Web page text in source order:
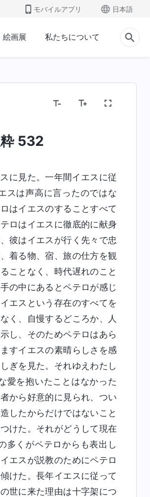
モバイルアプリ 日本語
絵画展 私たちについて
532
に見た。一年間イエスに従
スは声高に言ったのではな
はイエスのすることすべて
ロはイエスに徹底的に献身
彼はイエスが行く先々で忠
着る物、宿、旅の仕方を観
ことなく、時代遅れのこと
の中にあるとペテロが感じ
エスという存在のすべてを
く、自慢するどころか、人
し、そのためペテロはあら
すイエスの素晴らしさを感
ぎを見た。それゆえわたし
愛を抱いたことはなかった
から好意的に見られ、つい
したからだけではないこと
けた。それがどうして現在
多くがペテロからも表出し
エスが説教のためにペテロ
けた。長年イエスに従って
世に来た理由は十字架につ